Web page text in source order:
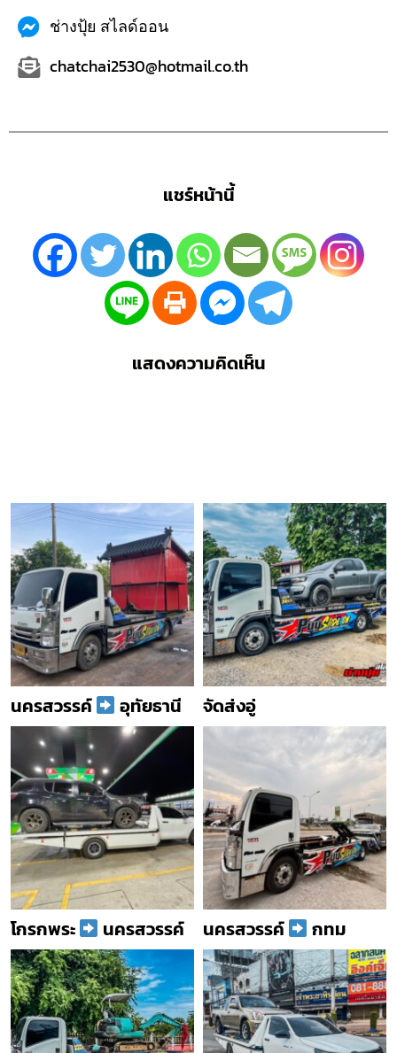
ช่างปุ้ย สไลด์ออน
chatchai2530@hotmail.co.th
แชร์หน้านี้
แสดงความคิดเห็น
นครสวรรค์ อุทัยธานี จัดส่งอู่
โกรกพระ นครสวรรค์ นครสวรรค์ กทม